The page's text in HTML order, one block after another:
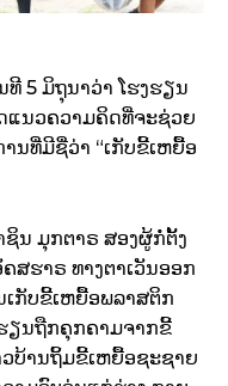
5 ມິຖຸນາວ່າ ໂຮງຮຽນ
ແນວຄວາມຄິດທີ່ຈະຊ່ວຍ
ນທີ່ມີຊື່ວ່າ “ເກັບຂີ້ເຫຍື້ອ
ຊິນ ມຸກຕາຣ ສອງຜູ້ກໍ່ຕັ້ງ
ສຮາຣ ທາງຕາເວັນອອກ
ເກັບຂີ້ເຫຍື້ອພລາສຕິກ
ຽນຖືກຄຸກຄາມຈາກຂີ້
ບ້ານຖິ້ມຂີ້ເຫຍື້ອຊະຊາຍ